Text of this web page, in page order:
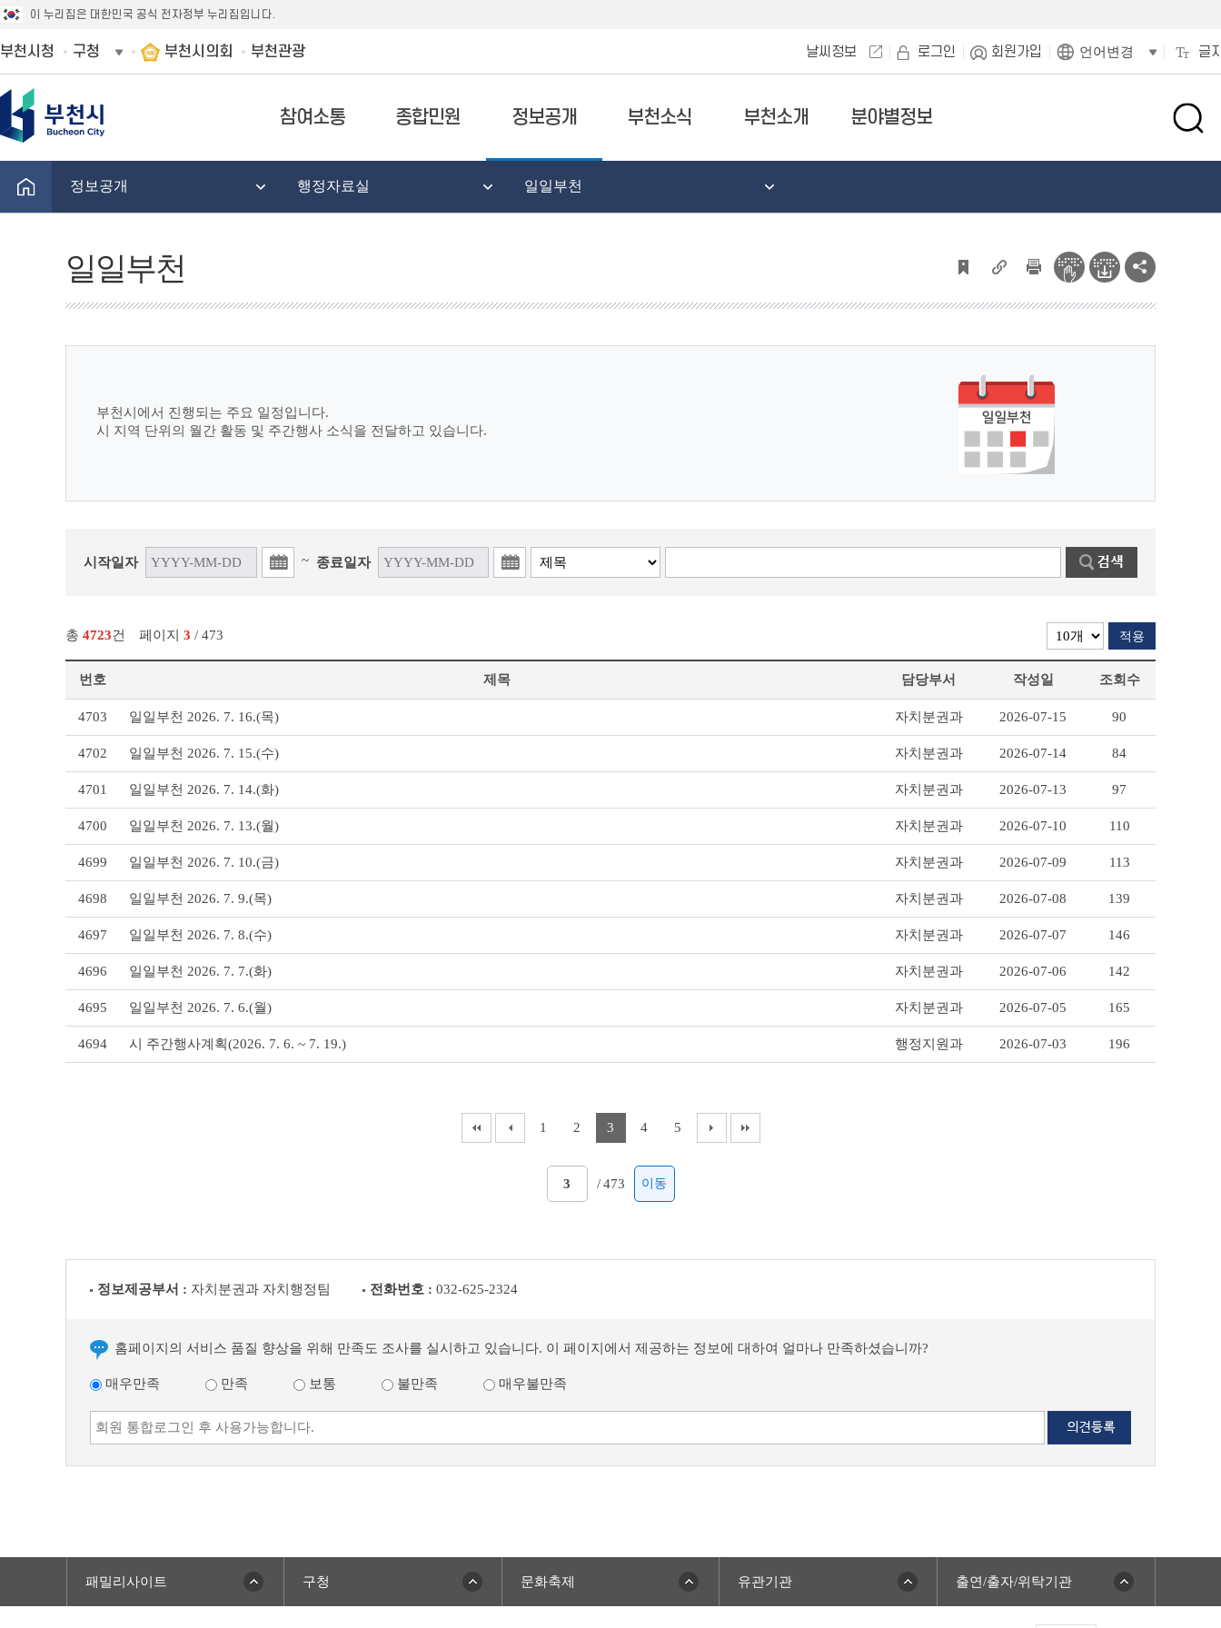
이 누리집은 대한민국 공식 전자정부 누리집입니다.
부천시청 구청 부천시의회 부천관광 날씨정보 로그인 회원가입 언어변경 글
참여소통 종합민원 정보공개 부천소식 부천소개 분야별정보
검
창
정보공개 행정자료실 일일부천
일일부천
부천시에서 진행되는 주요 일정입니다.
시 지역 단위의 월간 활동 및 주간행사 소식을 전달하고 있습니다.
시작일자 ~ 종료일자
총 4723건 페이지 3 / 473 적용
천
스
트
테
이
블
번호 제목 담당부서 작성일 조회수
4703 일일부천 2026. 7. 16.(목) 자치분권과 2026-07-15 90
4702 일일부천 2026. 7. 15.(수) 자치분권과 2026-07-14 84
4701 일일부천 2026. 7. 14.(화) 자치분권과 2026-07-13 97
4700 일일부천 2026. 7. 13.(월) 자치분권과 2026-07-10 110
4699 일일부천 2026. 7. 10.(금) 자치분권과 2026-07-09 113
4698 일일부천 2026. 7. 9.(목) 자치분권과 2026-07-08 139
4697 일일부천 2026. 7. 8.(수) 자치분권과 2026-07-07 146
4696 일일부천 2026. 7. 7.(화) 자치분권과 2026-07-06 142
4695 일일부천 2026. 7. 6.(월) 자치분권과 2026-07-05 165
4694 시 주간행사계획(2026. 7. 6. ~ 7. 19.) 행정지원과 2026-07-03 196
1 2 3 4 5
/ 473 이동
정보제공부서 : 자치분권과 자치행정팀 전화번호 : 032-625-2324
홈페이지의 서비스 품질 향상을 위해 만족도 조사를 실시하고 있습니다. 이 페이지에서 제공하는 정보에 대하여 얼마나 만족하셨습니까?
매우만족 만족 보통 불만족 매우불만족
패밀리사이트 구청 문화축제 유관기관 출연/출자/위탁기관